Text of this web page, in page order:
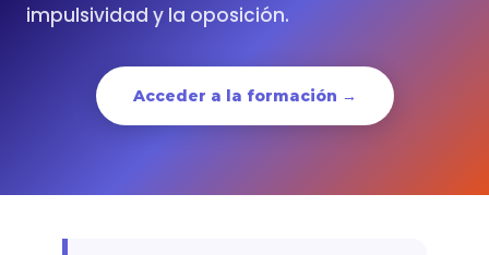
impulsividad y la oposición.
Acceder a la formación →